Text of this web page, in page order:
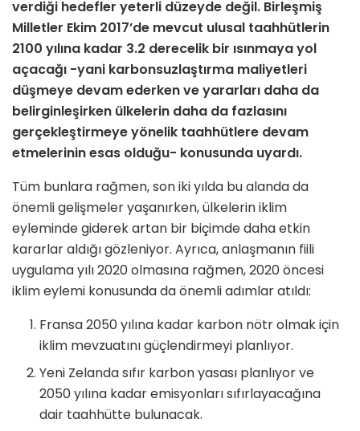
verdiği hedefler yeterli düzeyde değil. Birleşmiş
Milletler Ekim 2017’de mevcut ulusal taahhütlerin
2100 yılına kadar 3.2 derecelik bir ısınmaya yol
açacağı -yani karbonsuzlaştırma maliyetleri
düşmeye devam ederken ve yararları daha da
belirginleşirken ülkelerin daha da fazlasını
gerçekleştirmeye yönelik taahhütlere devam
etmelerinin esas olduğu- konusunda uyardı.
Tüm bunlara rağmen, son iki yılda bu alanda da
önemli gelişmeler yaşanırken, ülkelerin iklim
eyleminde giderek artan bir biçimde daha etkin
kararlar aldığı gözleniyor. Ayrıca, anlaşmanın fiili
uygulama yılı 2020 olmasına rağmen, 2020 öncesi
iklim eylemi konusunda da önemli adımlar atıldı:
Fransa 2050 yılına kadar karbon nötr olmak için
iklim mevzuatını güçlendirmeyi planlıyor.
Yeni Zelanda sıfır karbon yasası planlıyor ve
2050 yılına kadar emisyonları sıfırlayacağına
dair taahhütte bulunacak.